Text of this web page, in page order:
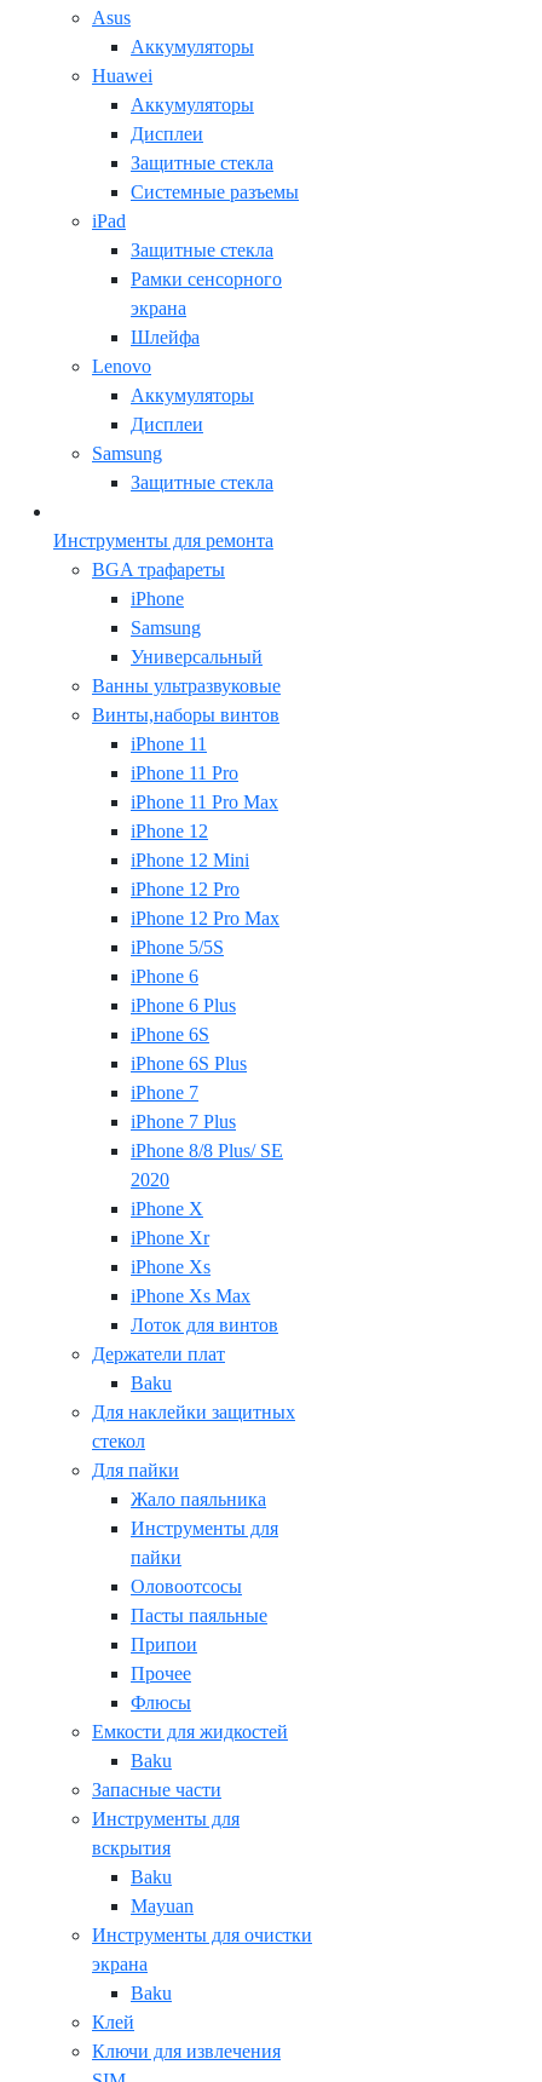
Asus
Аккумуляторы
Huawei
Аккумуляторы
Дисплеи
Защитные стекла
Системные разъемы
iPad
Защитные стекла
Рамки сенсорного
экрана
Шлейфа
Lenovo
Аккумуляторы
Дисплеи
Samsung
Защитные стекла
Инструменты для ремонта
BGA трафареты
iPhone
Samsung
Универсальный
Ванны ультразвуковые
Винты,наборы винтов
iPhone 11
iPhone 11 Pro
iPhone 11 Pro Max
iPhone 12
iPhone 12 Mini
iPhone 12 Pro
iPhone 12 Pro Max
iPhone 5/5S
iPhone 6
iPhone 6 Plus
iPhone 6S
iPhone 6S Plus
iPhone 7
iPhone 7 Plus
iPhone 8/8 Plus/ SE
2020
iPhone X
iPhone Xr
iPhone Xs
iPhone Xs Max
Лоток для винтов
Держатели плат
Baku
Для наклейки защитных
стекол
Для пайки
Жало паяльника
Инструменты для
пайки
Оловоотсосы
Пасты паяльные
Припои
Прочее
Флюсы
Емкости для жидкостей
Baku
Запасные части
Инструменты для
вскрытия
Baku
Mayuan
Инструменты для очистки
экрана
Baku
Клей
Ключи для извлечения